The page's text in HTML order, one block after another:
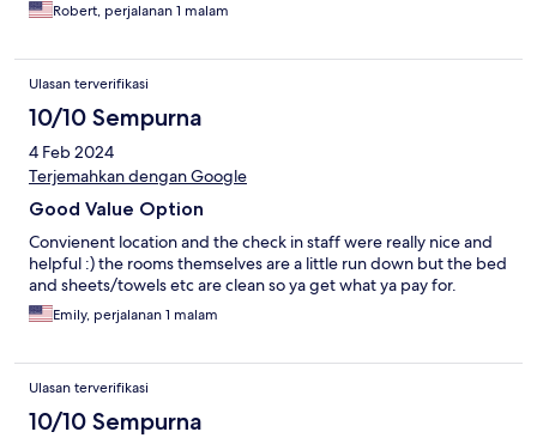
Robert, perjalanan 1 malam
Ulasan terverifikasi
10/10 Sempurna
4 Feb 2024
Terjemahkan dengan Google
Good Value Option
Convienent location and the check in staff were really nice and
helpful :) the rooms themselves are a little run down but the bed
and sheets/towels etc are clean so ya get what ya pay for.
Emily, perjalanan 1 malam
Ulasan terverifikasi
10/10 Sempurna